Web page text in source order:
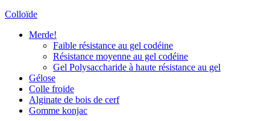
Colloïde
Merde!
Faible résistance au gel codéine
Résistance moyenne au gel codéine
Gel Polysaccharide à haute résistance au gel
Gélose
Colle froide
Alginate de bois de cerf
Gomme konjac